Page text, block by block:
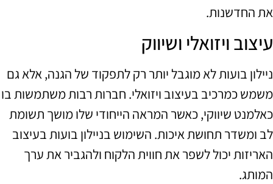
את החדשנות.
עיצוב ויזואלי ושיווק
ניילון בועות לא מוגבל יותר רק לתפקוד של הגנה, אלא גם
משמש כמרכיב בעיצוב ויזואלי. חברות רבות משתמשות בו
כאלמנט שיווקי, כאשר המראה הייחודי שלו מושך תשומת
לב ומשדר תחושת איכות. השימוש בניילון בועות בעיצוב
האריזות יכול לשפר את חווית הלקוח ולהגביר את ערך
המותג.